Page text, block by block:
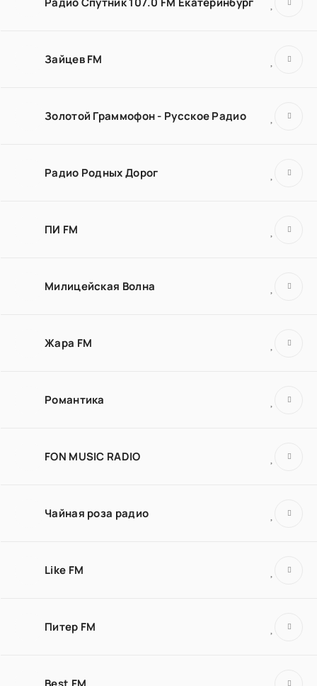
Зайцев FM
Золотой Граммофон - Русское Радио
Радио Родных Дорог
ПИ FM
Милицейская Волна
Жара FM
Романтика
FON MUSIC RADIO
Чайная роза радио
Like FM
Питер FM